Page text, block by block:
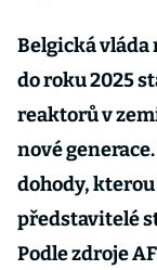
Belgická vláda
do roku 2025
reaktorů v
nové
dohody,
představitelé
Podle zdroje